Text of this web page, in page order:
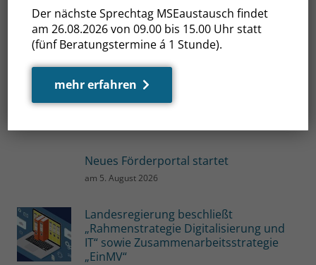
Neues Förderportal startet
am 5. August 2026
Landesregierung beschließt
„Rahmenstrategie Digitalisierung und
IT“ sowie Zusammenarbeitsstrategie
„EinMV“
Der nächste Sprechtag MSEaustausch findet
am 26.08.2026 von 09.00 bis 15.00 Uhr statt
(fünf Beratungstermine á 1 Stunde).
mehr erfahren